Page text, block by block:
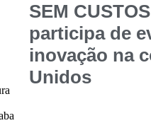
SEM
participa de
inovação na
Unidos